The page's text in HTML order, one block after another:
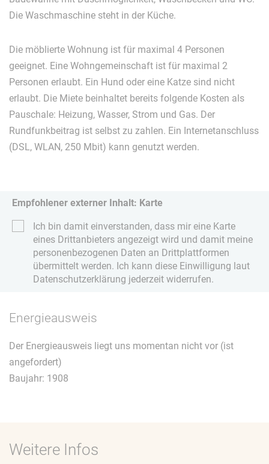
Die Waschmaschine steht in der Küche.
Die möblierte Wohnung ist für maximal 4 Personen
geeignet. Eine Wohngemeinschaft ist für maximal 2
Personen erlaubt. Ein Hund oder eine Katze sind nicht
erlaubt. Die Miete beinhaltet bereits folgende Kosten als
Pauschale: Heizung, Wasser, Strom und Gas. Der
Rundfunkbeitrag ist selbst zu zahlen. Ein Internetanschluss
(DSL, WLAN, 250 Mbit) kann genutzt werden.
Empfohlener externer Inhalt: Karte
Ich bin damit einverstanden, dass mir eine Karte
eines Drittanbieters angezeigt wird und damit meine
personenbezogenen Daten an Drittplattformen
übermittelt werden. Ich kann diese Einwilligung laut
Datenschutzerklärung jederzeit widerrufen.
Energieausweis
Der Energieausweis liegt uns momentan nicht vor (ist
angefordert)
Baujahr: 1908
Weitere Infos